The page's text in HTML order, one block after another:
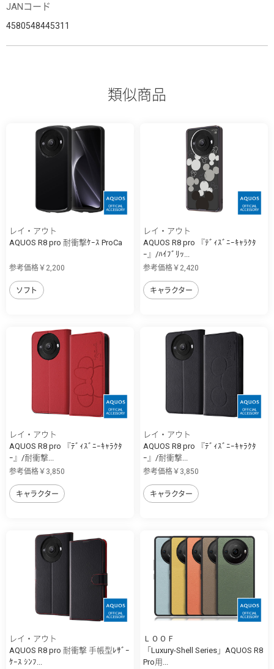
JANコード
4580548445311
類似商品
レイ・アウト
AQUOS R8 pro 耐衝撃ｹｰｽ ProCa
参考価格￥2,200
ソフト
レイ・アウト
AQUOS R8 pro 『ﾃﾞｨｽﾞﾆｰｷｬﾗｸﾀ
ｰ』/ﾊｲﾌﾞﾘｯ...
参考価格￥2,420
キャラクター
レイ・アウト
AQUOS R8 pro 『ﾃﾞｨｽﾞﾆｰｷｬﾗｸﾀ
ｰ』/耐衝撃...
参考価格￥3,850
キャラクター
レイ・アウト
AQUOS R8 pro 『ﾃﾞｨｽﾞﾆｰｷｬﾗｸﾀ
ｰ』/耐衝撃...
参考価格￥3,850
キャラクター
レイ・アウト
AQUOS R8 pro 耐衝撃 手帳型ﾚｻﾞｰ
ｹｰｽ ｼﾝﾌ...
ＬＯＯＦ
「Luxury-Shell Series」AQUOS R8
Pro用...